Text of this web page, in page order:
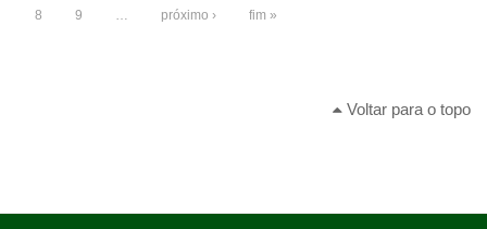
8 9 … próximo › fim »
Voltar para o topo